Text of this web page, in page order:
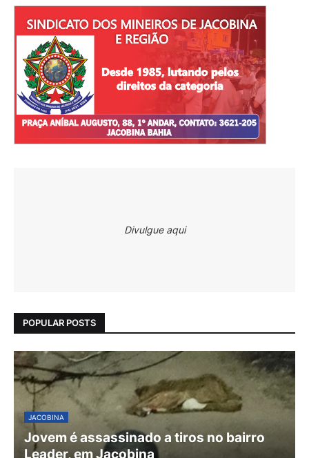
Divulgue aqui
POPULAR POSTS
JACOBINA
Jovem é assassinado a tiros no bairro
Leader, em Jacobina